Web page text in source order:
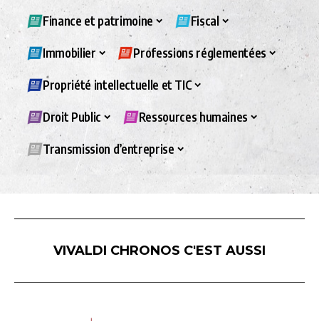
Finance et patrimoine Fiscal
Immobilier Professions réglementées
Propriété intellectuelle et TIC
Droit Public Ressources humaines
Transmission d’entreprise
VIVALDI CHRONOS C'EST AUSSI